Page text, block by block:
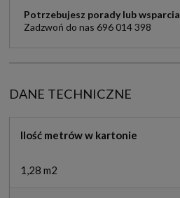
Potrzebujesz porady lub
Zadzwoń do nas 696 014 398
DANE TECHNICZNE
Ilość metrów w kartonie
1,28 m2